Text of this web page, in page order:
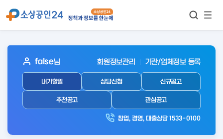
보기
아
웃
로
인
false님 회원정보관리 기관/업체정보 등록
내가할일 상담신청 신규공고
추천공고 관심공고
창업, 경영, 대출상담 1533-0100